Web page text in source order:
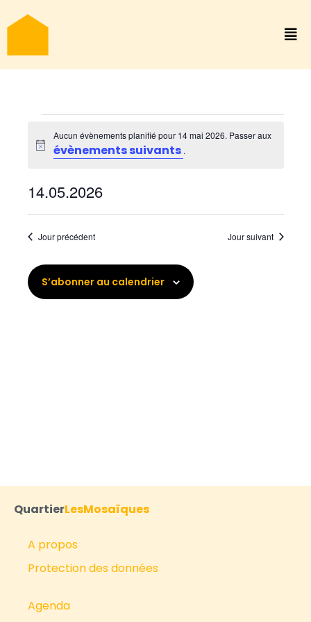
Évènements
for
14
mai
Notice
Aucun évènements planifié pour 14 mai 2026. Passer aux
évènements suivants .
par
vues
14.05.2026
Sélectionnez
uneJour précédent Jour suivant
S’abonner au calendrier
QuartierLesMosaïques
A propos
Protection des données
Agenda